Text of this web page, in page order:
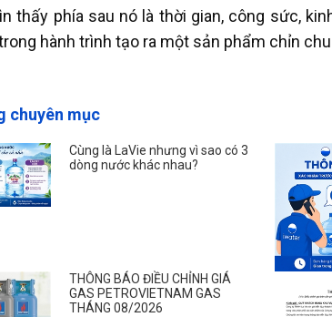
thấy phía sau nó là thời gian, công sức,
hành trình tạo ra một sản phẩm chỉn
chuyên mục
Cùng là LaVie nhưng vì sao có 3
dòng nước khác nhau?
THÔNG BÁO ĐIỀU CHỈNH GIÁ
GAS PETROVIETNAM GAS
THÁNG 08/2026